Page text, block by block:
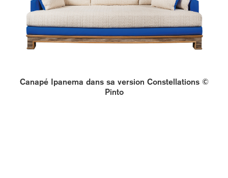
Canapé Ipanema dans sa version Constellations ©
Pinto